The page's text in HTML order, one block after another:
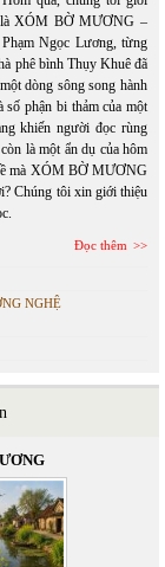
XÓM BỜ MƯƠNG –
Ngọc Lương, từng
phê bình Thụy Khuê đã
dòng sông song hành
phận bi thảm của một
khiến người đọc rùng
là một ẩn dụ của hôm
mà XÓM BỜ MƯƠNG
Chúng tôi xin giới thiệu
Đọc thêm
NGHỆ